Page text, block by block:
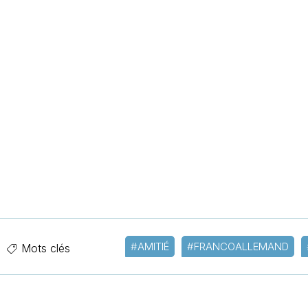
Mots clés #AMITIÉ #FRANCOALLEMAND